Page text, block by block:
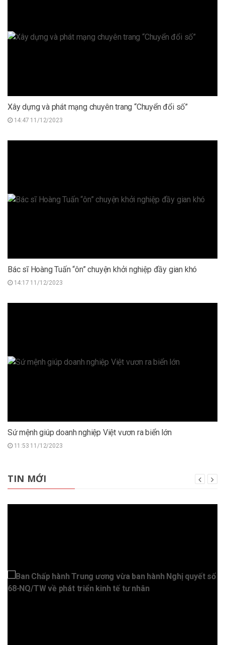
Xây dựng và phát mạng chuyên trang “Chuyển đổi số”
14:47 11/12/2023
Bác sĩ Hoàng Tuấn “ôn” chuyện khởi nghiệp đầy gian khó
14:17 11/12/2023
Sứ mệnh giúp doanh nghiệp Việt vươn ra biển lớn
11:53 11/12/2023
TIN MỚI